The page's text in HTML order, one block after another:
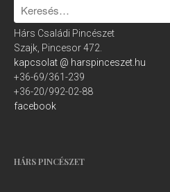
Hárs Családi Pincészet
Szajk, Pincesor 472.
kapcsolat @ harspinceszet.hu
+36-69/361-239
+36-20/992-02-88
facebook
HÁRS PINCÉSZET